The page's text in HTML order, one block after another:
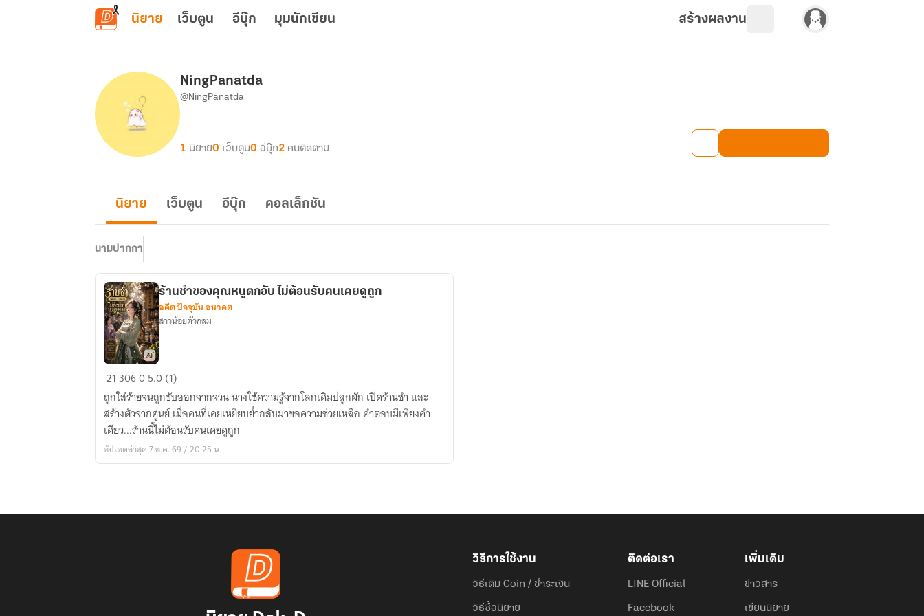
ข้ามไปยังเนื้อหาหลัก
นิยาย เว็บตูน อีบุ๊ก มุมนักเขียน สร้างผลงาน
NingPanatda
@NingPanatda
1 นิยาย0 เว็บตูน0 อีบุ๊ก2 คนติดตาม
นิยาย เว็บตูน อีบุ๊ก คอลเล็กชัน
นามปากกา
ร้าน
ชำ
ของ
คุณ
หนู
ตกอับ
ร้านชำของคุณหนูตกอับ ไม่ต้อนรับคนเคยดูถูก
อดีต ปัจจุบัน อนาคต
สาวน้อยตัวกลม
21 30605.0 (1)
ถูกใส่ร้ายจนถูกขับออกจากจวน นางใช้ความรู้จากโลกเดิมปลูกผัก เปิดร้านชำ และ
สร้างตัวจากศูนย์ เมื่อคนที่เคยเหยียบย่ำกลับมาขอความช่วยเหลือ คำตอบมีเพียงคำ
เดียว...ร้านนี้ไม่ต้อนรับคนเคยดูถูก
อัปเดตล่าสุด 7 ส.ค. 69 / 20:25 น.
วิธีการใช้งาน
วิธีเติม Coin / ชำระเงิน
วิธีซื้อนิยาย
ติดต่อเรา
LINE Official
Facebook
เพิ่มเติม
ข่าวสาร
เขียนนิยาย